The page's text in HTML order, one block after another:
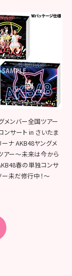
メンバー全国ツアー
ンサート in さいたま
ナ AKB48ヤングメ
アー～未来は今から
春の単独コンサ
ー未だ修行中！～